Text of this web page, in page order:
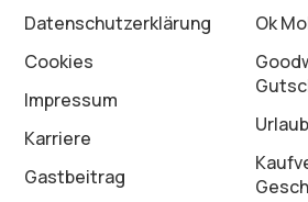
Datenschutz­erklärung
Cookies
Impressum
Karriere
Gastbeitrag
Ok